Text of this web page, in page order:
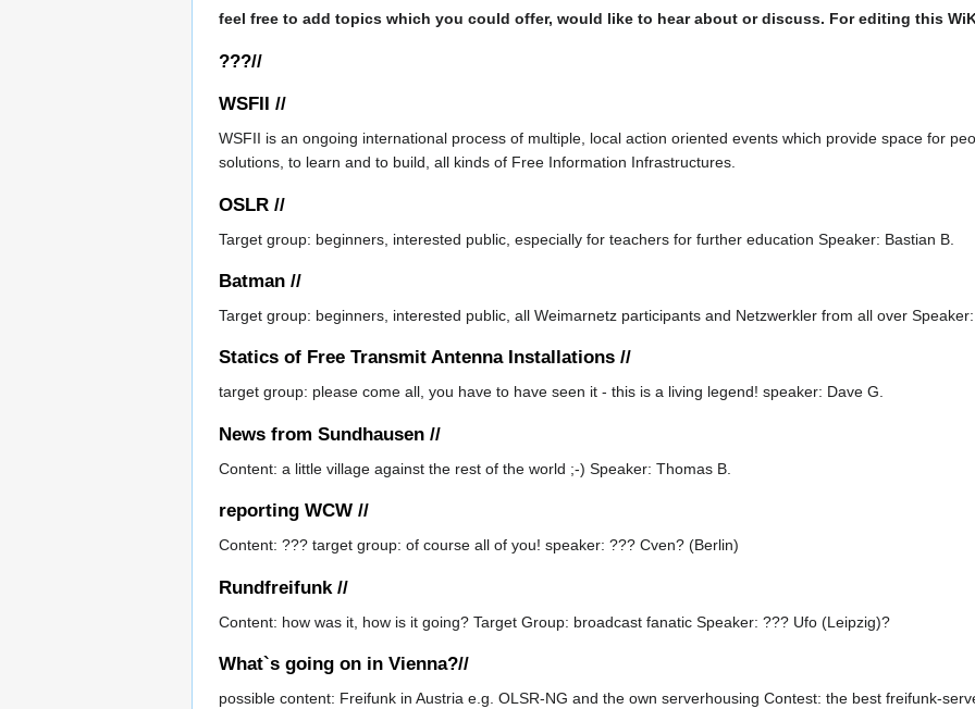
feel free to add topics which you could offer, would like to hear about or discuss. For editing this
???//
WSFII //
WSFII is an ongoing international process of multiple, local action oriented events which provide space for
solutions, to learn and to build, all kinds of Free Information Infrastructures.
OSLR //
Target group: beginners, interested public, especially for teachers for further education Speaker: Bastian B.
Batman //
Target group: beginners, interested public, all Weimarnetz participants and Netzwerkler from all over Speaker:
Statics of Free Transmit Antenna Installations //
target group: please come all, you have to have seen it - this is a living legend! speaker: Dave G.
News from Sundhausen //
Content: a little village against the rest of the world ;-) Speaker: Thomas B.
reporting WCW //
Content: ??? target group: of course all of you! speaker: ??? Cven? (Berlin)
Rundfreifunk //
Content: how was it, how is it going? Target Group: broadcast fanatic Speaker: ??? Ufo (Leipzig)?
What`s going on in Vienna?//
possible content: Freifunk in Austria e.g. OLSR-NG and the own serverhousing Contest: the best freifunk-